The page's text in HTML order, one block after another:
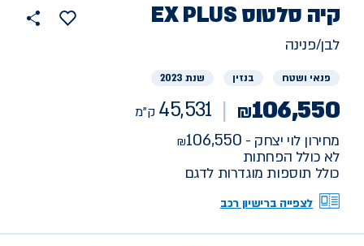
רכב
יד
קיה EX PLUS סלטוס
הוסף
למועדפים
לבן/פנינה
פנאי ושטח בנזין שנת 2023
₪106,550
45,531 ק"מ
מחירון לוי יצחק - 106,550
לא כולל הפחתות
כולל תוספות מוגדרות לדגם
לצפייה ברישיון רכב